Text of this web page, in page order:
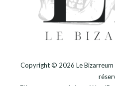
Copyright © 2026 Le